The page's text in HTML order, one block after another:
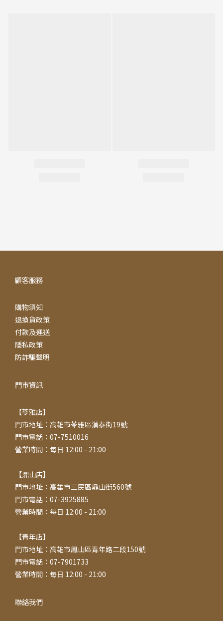
顧客服務
購物須知
退換貨政策
付款及運送
隱私政策
防詐騙聲明
門市資訊
【苓雅店】
門市地址：高雄市苓雅區漢泰街19號
門市電話：07-7510016
營業時間：每日 12:00 - 21:00
【鼎山店】
門市地址：高雄市三民區鼎山街560號
門市電話：07-3925885
營業時間：每日 12:00 - 21:00
【青年店】
門市地址：高雄市鳳山區青年路二段150號
門市電話：07-7901733
營業時間：每日 12:00 - 21:00
聯絡我們